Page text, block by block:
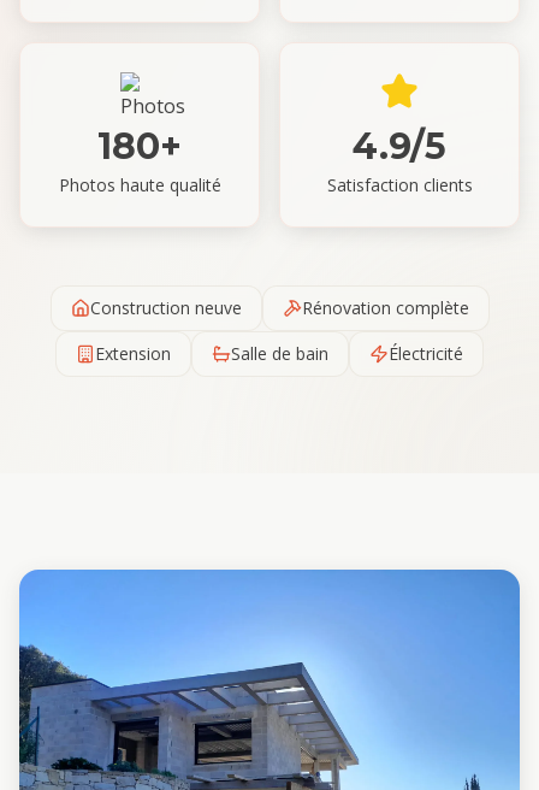
180+
Photos haute qualité
4.9/5
Satisfaction clients
Construction neuve
Rénovation complète
Extension
Salle de bain Électricité